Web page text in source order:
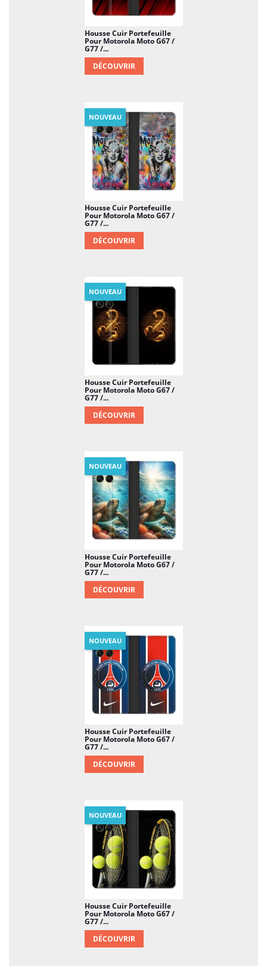
Housse Cuir Portefeuille
Pour Motorola Moto G67 /
G77 /...
DÉCOUVRIR
Housse Cuir Portefeuille
Pour Motorola Moto G67 /
G77 /...
DÉCOUVRIR
NOUVEAU
Housse Cuir Portefeuille
Pour Motorola Moto G67 /
G77 /...
DÉCOUVRIR
NOUVEAU
Housse Cuir Portefeuille
Pour Motorola Moto G67 /
G77 /...
DÉCOUVRIR
NOUVEAU
Housse Cuir Portefeuille
Pour Motorola Moto G67 /
G77 /...
DÉCOUVRIR
NOUVEAU
Housse Cuir Portefeuille
Pour Motorola Moto G67 /
G77 /...
DÉCOUVRIR
NOUVEAU